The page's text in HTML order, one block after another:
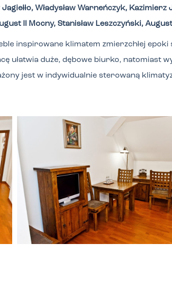
Władysław Warneńczyk,
II Mocny, Stanisław Leszczyński, August
inspirowane klimatem zmierzchłej
duże, dębowe biurko, natomiast
jest w indywidualnie sterowaną